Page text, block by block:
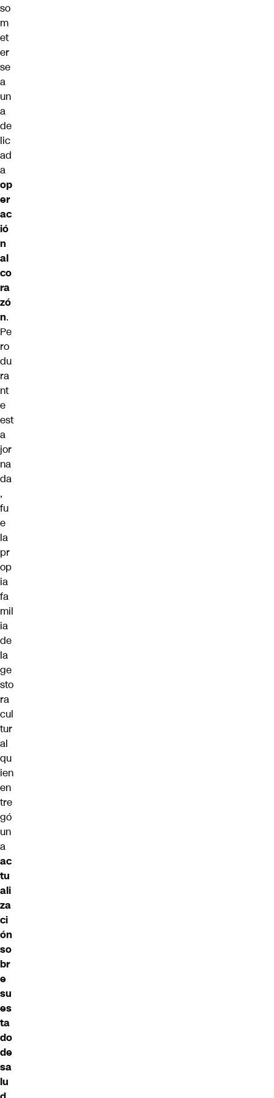
so
m
et
er
se
a
un
a
de
lic
ad
a
op
er
ac
ió
n
al
co
ra
zó
n.
Pe
ro
du
ra
nt
e
est
a
jor
na
da
,
fu
e
la
pr
op
ia
fa
mil
ia
de
la
ge
sto
ra
cul
tur
al
qu
ien
en
tre
gó
un
a
ac
tu
ali
za
ci
ón
so
br
e
su
es
ta
do
de
sa
lu